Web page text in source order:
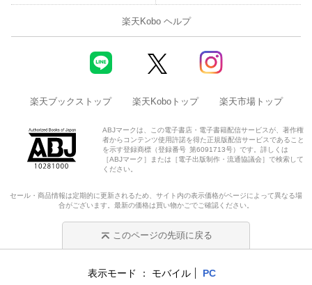
楽天Kobo ヘルプ
楽天ブックストップ 楽天Koboトップ 楽天市場トップ
ABJマークは、この電子書店・電子書籍配信サービスが、著作権
者からコンテンツ使用許諾を得た正規版配信サービスであること
を示す登録商標（登録番号 第6091713号）です。詳しくは
［ABJマーク］または［電子出版制作・流通協議会］で検索して
ください。
セール・商品情報は定期的に更新されるため、サイト内の表示価格がページによって異なる場
合がございます。最新の価格は買い物かごでご確認ください。
このページの先頭に戻る
表示モード モバイル PC